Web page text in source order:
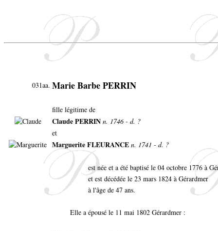
031aa. Marie Barbe PERRIN
fille légitime de
Claude PERRIN n. 1746 - d. ?
et
Marguerite FLEURANCE n. 1741 - d. ?
est née et a été baptisé le 04 octobre 1776 à
et est décédée le 23 mars 1824 à Gérardmer
à l'âge de 47 ans.
Elle a épousé le 11 mai 1802 Gérardmer :